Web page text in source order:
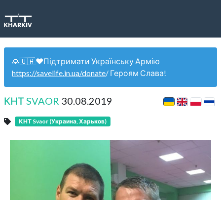
🙏🇺🇦❤️Підтримати Українську Армію
https://savelife.in.ua/donate/ Героям Слава!
КНТ SVAOR 30.08.2019
КНТ Svaor (Украина, Харьков)